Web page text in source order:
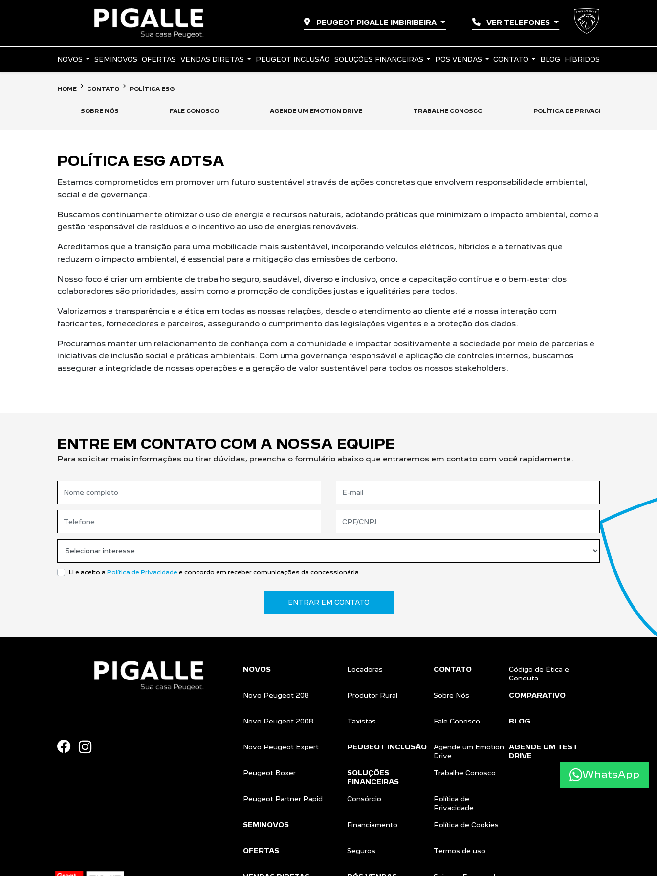
PEUGEOT PIGALLE IMBIRIBEIRA VER TELEFONES
NOVOS SEMINOVOS OFERTAS VENDAS DIRETAS PEUGEOT INCLUSÃO SOLUÇÕES FINANCEIRAS PÓS VENDAS CONTATO BLOG HÍBRIDOS
HOME CONTATO POLÍTICA ESG
SOBRE NÓS FALE CONOSCO AGENDE UM EMOTION DRIVE TRABALHE CONOSCO POLÍTICA DE PRIVACIDADE
POLÍTICA ESG ADTSA
Estamos comprometidos em promover um futuro sustentável através de ações concretas que envolvem responsabilidade ambiental,
social e de governança.
Buscamos continuamente otimizar o uso de energia e recursos naturais, adotando práticas que minimizam o impacto ambiental, como a
gestão responsável de resíduos e o incentivo ao uso de energias renováveis.
Acreditamos que a transição para uma mobilidade mais sustentável, incorporando veículos elétricos, híbridos e alternativas que
reduzam o impacto ambiental, é essencial para a mitigação das emissões de carbono.
Nosso foco é criar um ambiente de trabalho seguro, saudável, diverso e inclusivo, onde a capacitação contínua e o bem-estar dos
colaboradores são prioridades, assim como a promoção de condições justas e igualitárias para todos.
Valorizamos a transparência e a ética em todas as nossas relações, desde o atendimento ao cliente até a nossa interação com
fabricantes, fornecedores e parceiros, assegurando o cumprimento das legislações vigentes e a proteção dos dados.
Procuramos manter um relacionamento de confiança com a comunidade e impactar positivamente a sociedade por meio de parcerias e
iniciativas de inclusão social e práticas ambientais. Com uma governança responsável e aplicação de controles internos, buscamos
assegurar a integridade de nossas operações e a geração de valor sustentável para todos os nossos stakeholders.
ENTRE EM CONTATO COM A NOSSA EQUIPE
Para solicitar mais informações ou tirar dúvidas, preencha o formulário abaixo que entraremos em contato com você rapidamente.
Li e aceito a Política de Privacidade e concordo em receber comunicações da concessionária.
ENTRAR EM CONTATO
NOVOS
Novo Peugeot 208
Novo Peugeot 2008
Novo Peugeot Expert
Peugeot Boxer
Peugeot Partner Rapid
SEMINOVOS
OFERTAS
Locadoras
Produtor Rural
Taxistas
PEUGEOT INCLUSÃO
SOLUÇÕES
FINANCEIRAS
Consórcio
Financiamento
Seguros
CONTATO
Sobre Nós
Fale Conosco
Agende um Emotion
Drive
Trabalhe Conosco
Política de
Privacidade
Política de Cookies
Termos de uso
Código de Ética e
Conduta
COMPARATIVO
BLOG
AGENDE UM TEST
DRIVE
WhatsApp